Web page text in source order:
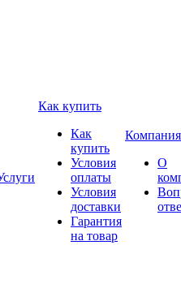
Как купить
Как
купить
Условия
оплаты
Условия
доставки
Гарантия
на товар
Компания
О